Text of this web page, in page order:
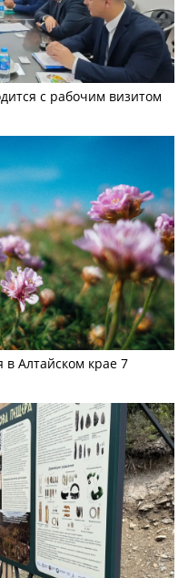
с рабочим визитом
в Алтайском крае 7